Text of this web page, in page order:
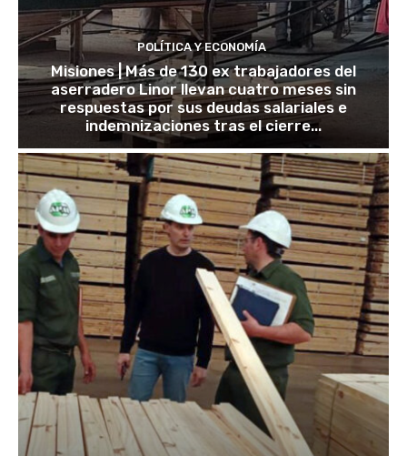
POLÍTICA Y ECONOMÍA
Misiones | Más de 130 ex trabajadores del
aserradero Linor llevan cuatro meses sin
respuestas por sus deudas salariales e
indemnizaciones tras el cierre...